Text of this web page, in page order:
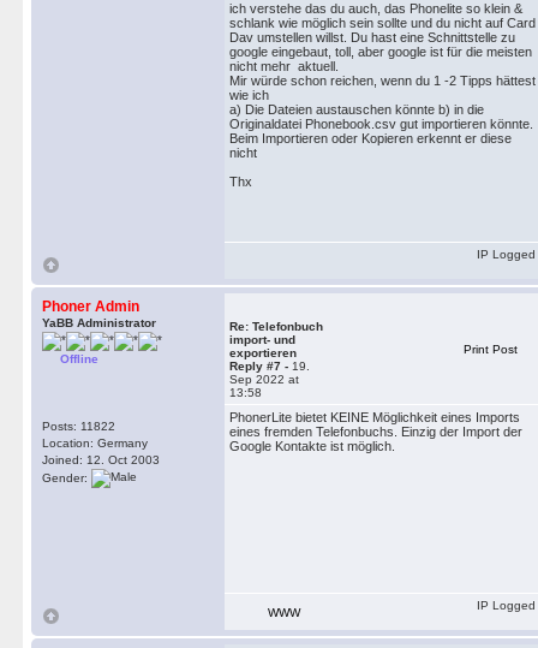
ich verstehe das du auch, das Phonelite so klein &
schlank wie möglich sein sollte und du nicht auf Card
Dav umstellen willst. Du hast eine Schnittstelle zu
google eingebaut, toll, aber google ist für die meisten
nicht mehr aktuell.
Mir würde schon reichen, wenn du 1 -2 Tipps hättest
wie ich
a) Die Dateien austauschen könnte b) in die
Originaldatei Phonebook.csv gut importieren könnte.
Beim Importieren oder Kopieren erkennt er diese
nicht
Thx
IP Logged
Phoner Admin
YaBB Administrator
Offline
Posts: 11822
Location: Germany
Joined: 12. Oct 2003
Gender:
Re: Telefonbuch
import- und
exportieren
Reply #7 - 19.
Sep 2022 at
13:58
Print Post
PhonerLite bietet KEINE Möglichkeit eines Imports
eines fremden Telefonbuchs. Einzig der Import der
Google Kontakte ist möglich.
WWW
IP Logged